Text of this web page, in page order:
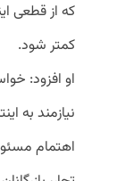
که از قطعی
کمتر شود.
او افزود:
نیازمند به
اهتمام